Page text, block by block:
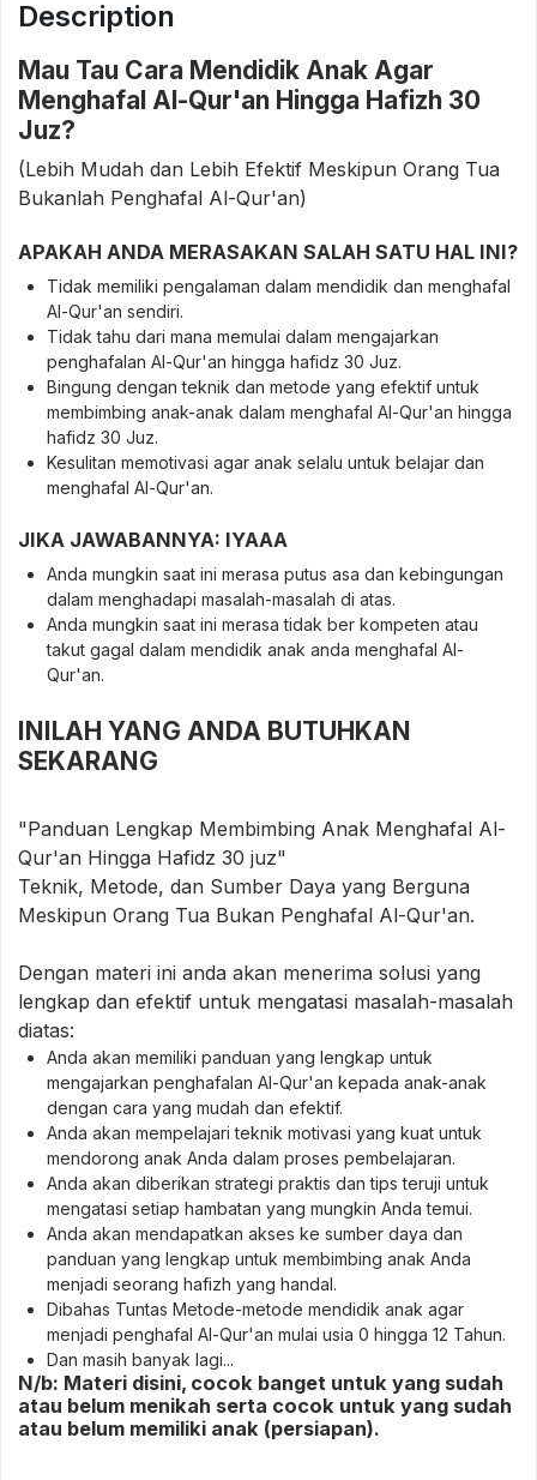
Description
Mau Tau Cara Mendidik Anak Agar
Menghafal Al-Qur'an Hingga Hafizh 30
Juz?
(Lebih Mudah dan Lebih Efektif Meskipun Orang Tua
Bukanlah Penghafal Al-Qur'an)
APAKAH ANDA MERASAKAN SALAH SATU HAL INI?
Tidak memiliki pengalaman dalam mendidik dan menghafal
Al-Qur'an sendiri.
Tidak tahu dari mana memulai dalam mengajarkan
penghafalan Al-Qur'an hingga hafidz 30 Juz.
Bingung dengan teknik dan metode yang efektif untuk
membimbing anak-anak dalam menghafal Al-Qur'an hingga
hafidz 30 Juz.
Kesulitan memotivasi agar anak selalu untuk belajar dan
menghafal Al-Qur'an.
JIKA JAWABANNYA: IYAAA
Anda mungkin saat ini merasa putus asa dan kebingungan
dalam menghadapi masalah-masalah di atas.
Anda mungkin saat ini merasa tidak ber kompeten atau
takut gagal dalam mendidik anak anda menghafal Al-
Qur'an.
INILAH YANG ANDA BUTUHKAN
SEKARANG
"Panduan Lengkap Membimbing Anak Menghafal Al-
Qur'an Hingga Hafidz 30 juz"
Teknik, Metode, dan Sumber Daya yang Berguna
Meskipun Orang Tua Bukan Penghafal Al-Qur'an.
Dengan materi ini anda akan menerima solusi yang
lengkap dan efektif untuk mengatasi masalah-masalah
diatas:
Anda akan memiliki panduan yang lengkap untuk
mengajarkan penghafalan Al-Qur'an kepada anak-anak
dengan cara yang mudah dan efektif.
Anda akan mempelajari teknik motivasi yang kuat untuk
mendorong anak Anda dalam proses pembelajaran.
Anda akan diberikan strategi praktis dan tips teruji untuk
mengatasi setiap hambatan yang mungkin Anda temui.
Anda akan mendapatkan akses ke sumber daya dan
panduan yang lengkap untuk membimbing anak Anda
menjadi seorang hafizh yang handal.
Dibahas Tuntas Metode-metode mendidik anak agar
menjadi penghafal Al-Qur'an mulai usia 0 hingga 12 Tahun.
Dan masih banyak lagi...
N/b: Materi disini, cocok banget untuk yang sudah
atau belum menikah serta cocok untuk yang sudah
atau belum memiliki anak (persiapan).